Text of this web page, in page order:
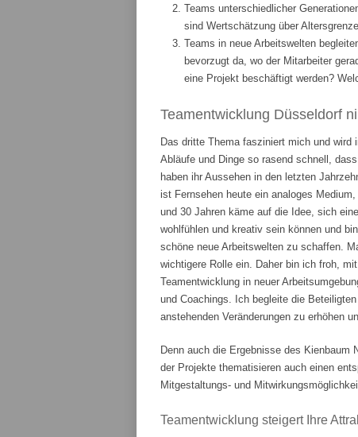
Teams unterschiedlicher
sind Wertschätzung über
Teams in neue Arbeitswelten
bevorzugt da, wo der Mitarbeiter
eine Projekt beschäftigt werden?
Teamentwicklung Düsseldorf
Das dritte Thema fasziniert mich und
Abläufe und Dinge so rasend schnell,
haben ihr Aussehen in den letzten
ist Fernsehen heute ein analoges
und 30 Jahren käme auf die Idee, sich
wohlfühlen und kreativ sein können und
schöne neue Arbeitswelten zu schaffen.
wichtigere Rolle ein. Daher bin ich froh,
Teamentwicklung in neuer
und Coachings. Ich begleite die
anstehenden Veränderungen zu erhöhen
Denn auch die Ergebnisse des Kienbaum
der Projekte thematisieren auch einen
Mitgestaltungs- und
Teamentwicklung steigert Ihre